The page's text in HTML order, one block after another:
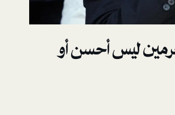
ليس أحسن أو